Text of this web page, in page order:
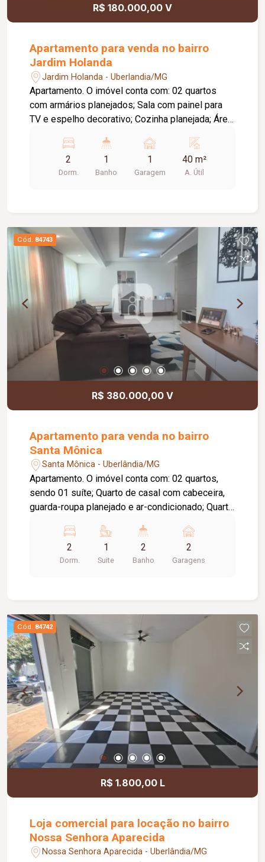
R$ 180.000,00 V
Apartamento para venda no bairro
Jardim Holanda
Jardim Holanda - Uberlandia/MG
Apartamento. O imóvel conta com: 02 quartos
com armários planejados; Sala com painel para
TV e espelho decorativo; Cozinha planejada; Área
pia em cerâmica e armário planejado; 01 vaga de
garagem coberta; O condomínio oferece: Portaria
24 horas; Piscina; Área de lazer; Diferenciais:
qualidade de vida.
2
Dorm.
1
Banho
1
Garagem
40 m²
A. Útil
Cód. 84743
R$ 380.000,00 V
Apartamento para venda no bairro
Santa Mônica
Santa Mônica - Uberlândia/MG
Apartamento. O imóvel conta com: 02 quartos,
sendo 01 suíte; Quarto de casal com cabeceira,
guarda-roupa planejado e ar-condicionado; Quarto
planejadas; Banheiro social com armários
planejados; Sala em 02 ambientes com painel e
rack planejados; Cortina na sala; Cozinha
prontos para morar, proporcionando conforto e
praticidade no dia a dia.
2
Dorm.
1
Suite
2
Banho
2
Garagens
Cód. 84742
R$ 1.800,00 L
Loja comercial para locação no bairro
Nossa Senhora Aparecida
Nossa Senhora Aparecida - Uberlândia/MG